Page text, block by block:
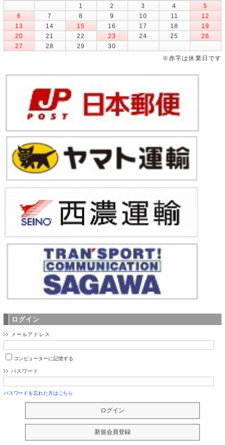
1
2 3 4
5
6
7 8 9 10 11
12
13
14 15 16 17 18
19
20
21 22 23 24 25
26
27
28 29
30
※赤字は休業日です
ログイン
メールアドレス
コンピューターに記憶する
パスワード
パスワードを忘れた方はこちら